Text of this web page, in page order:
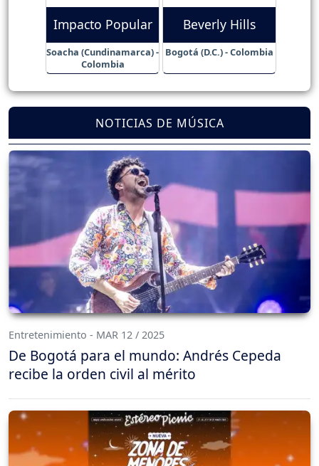
Impacto Popular
Soacha (Cundinamarca) -
Colombia
Beverly Hills
Bogotá (D.C.) - Colombia
NOTICIAS DE MÚSICA
Entretenimiento - MAR 12 / 2025
De Bogotá para el mundo: Andrés Cepeda
recibe la orden civil al mérito